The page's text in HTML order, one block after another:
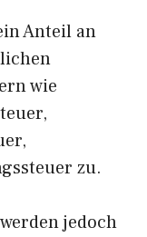
Anteil an
wie
zu.
jedoch